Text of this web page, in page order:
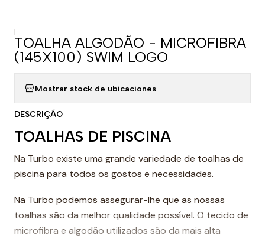
|
TOALHA ALGODÃO - MICROFIBRA
(145X100) SWIM LOGO
Mostrar stock de ubicaciones
DESCRIÇÃO
TOALHAS DE PISCINA
Na Turbo existe uma grande variedade de toalhas de
piscina para todos os gostos e necessidades.
Na Turbo podemos assegurar-lhe que as nossas
toalhas são da melhor qualidade possível. O tecido de
microfibra e algodão utilizados são da mais alta